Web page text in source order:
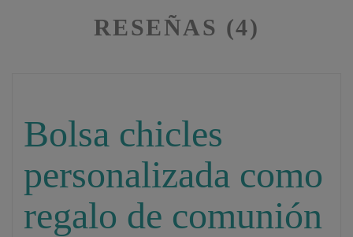
RESEÑAS (4)
Bolsa chicles
personalizada como
regalo de comunión